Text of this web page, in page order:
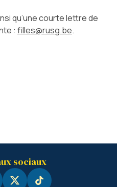
qu’une courte lettre de
: filles@rusg.be.
sociaux